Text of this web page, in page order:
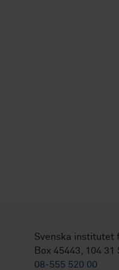
Svenska institutet
Box 45443, 104
08-555 520 00